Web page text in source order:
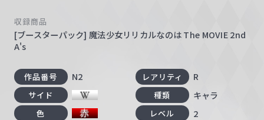
収録商品
[ブースターパック] 魔法少女リリカルなのは The MOVIE 2nd
A's
作品番号 N2 レアリティ R
サイド 種類 キャラ
色 レベル 2